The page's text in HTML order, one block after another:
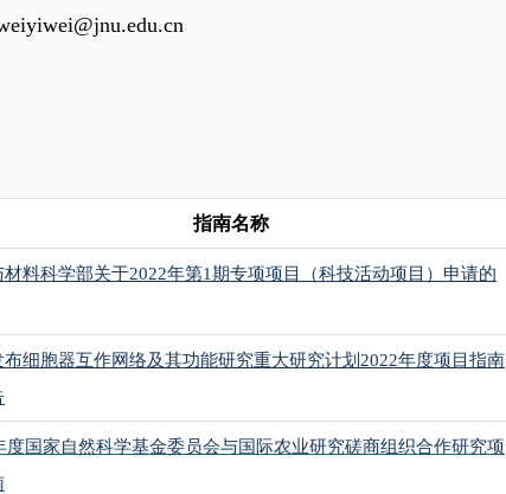
指南名称
材料科学部关于2022年第1期专项项目（科技活动项目）申请的
布细胞器互作网络及其功能研究重大研究计划 2022年度项目指南
度国家自然科学基金委员会与国际农业研究磋商组织合作研究项